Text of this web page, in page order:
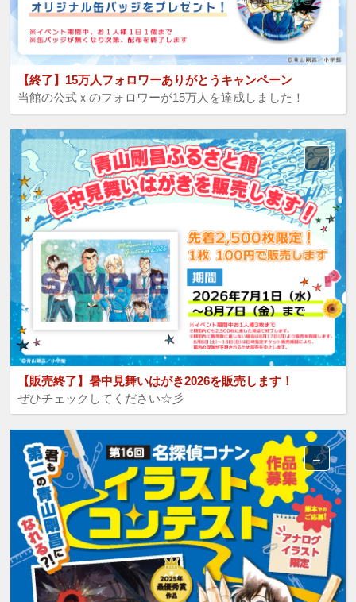
【終了】15万人フォロワーありがとうキャンペーン
当館の公式ｘのフォロワーが15万人を達成しました！
【販売終了】暑中見舞いはがき2026を販売します！
ぜひチェックしてください☆彡